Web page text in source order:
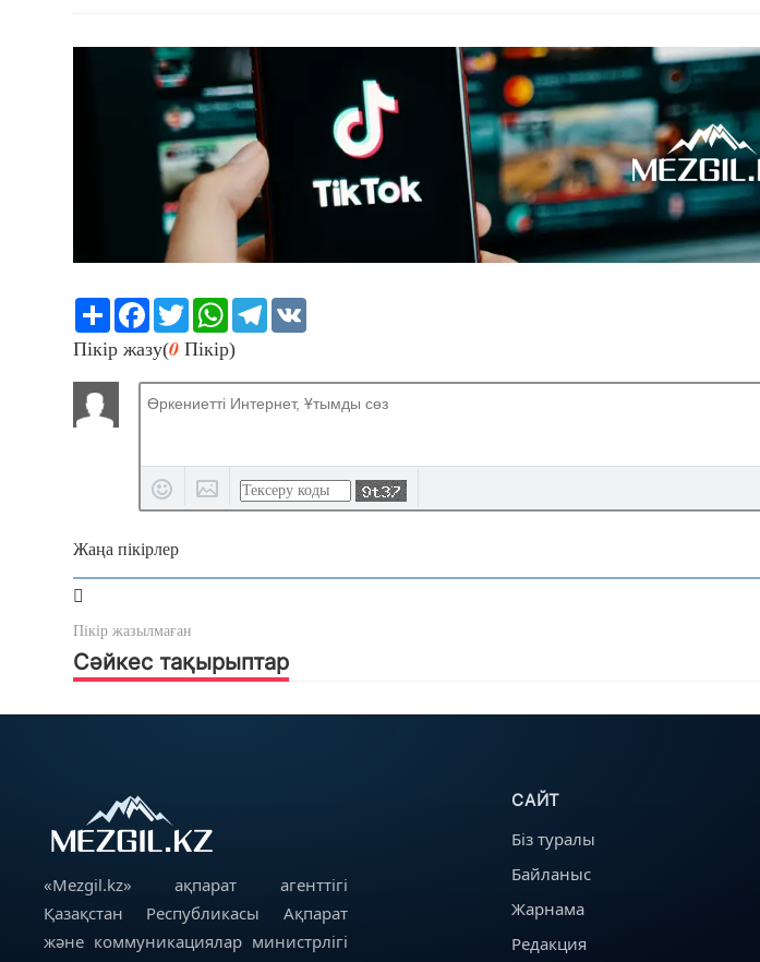
Share Facebook
TwitterWhatsApp
Telegram
Пікір жазу(0 Пікір)
Жаңа пікірлер
Пікір жазылмаған
Сәйкес тақырыптар
«Mezgil.kz» ақпарат агенттігі
Қазақстан Республикасы Ақпарат
және коммуникациялар министрлігі
САЙТ
Біз туралы
Байланыс
Жарнама
Редакция